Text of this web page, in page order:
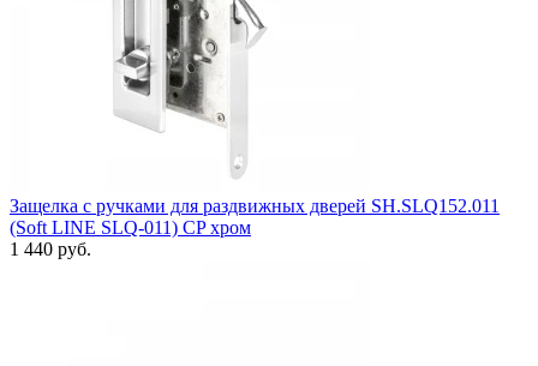
Защелка с ручками для раздвижных дверей SH.SLQ152.011
(Soft LINE SLQ-011) CP хром
1 440 руб.